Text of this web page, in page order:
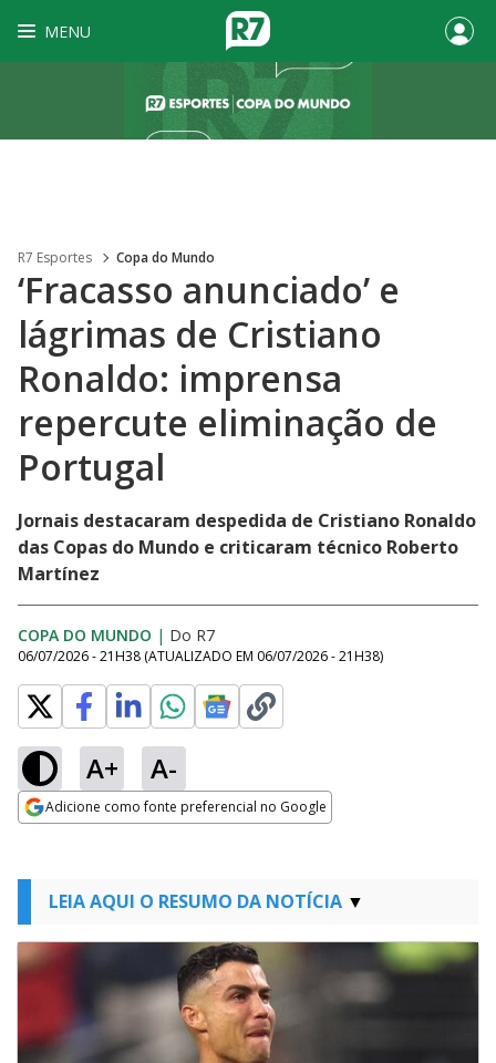
MENU
R7 Esportes Copa do Mundo
‘Fracasso anunciado’ e
lágrimas de Cristiano
Ronaldo: imprensa
repercute eliminação de
Portugal
Jornais destacaram despedida de Cristiano Ronaldo
das Copas do Mundo e criticaram técnico Roberto
Martínez
COPA DO MUNDO | Do R7
06/07/2026 - 21H38 (ATUALIZADO EM 06/07/2026 - 21H38)
A+ A-
Adicione como fonte preferencial no Google
LEIA AQUI O RESUMO DA NOTÍCIA